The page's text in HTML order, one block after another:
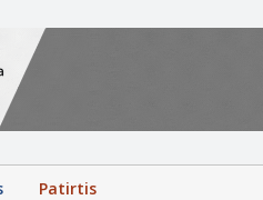
Patirtis